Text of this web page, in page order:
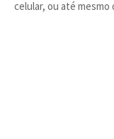
celular, ou até mesmo